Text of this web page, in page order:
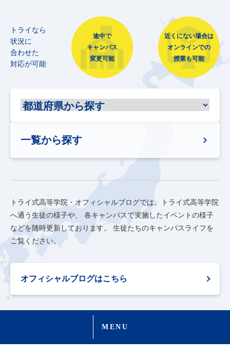
トライなら
状況に
合わせた
対応が可能
途中で
キャンパス
変更可能
近くにない場合は
オンラインでの
授業も可能
一覧から探す
トライ式高等学院・オフィシャルブログでは、トライ式高等学院
へ通う生徒の様子や、
各キャンパスで実施したイベントの様子
などを随時更新しております。
生徒たちのキャンパスライフを
ご覧ください。
オフィシャルブログはこちら
MENU